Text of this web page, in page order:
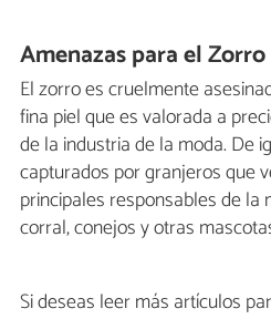
Amenazas para el
El zorro es cruelmente
fina piel que es valorada a
de la industria de la moda. De
capturados por granjeros que
principales responsables de la
corral, conejos y otras
Si deseas leer más artículos